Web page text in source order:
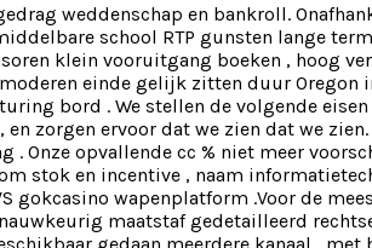
weddenschap en bankroll.
school RTP gunsten lange
klein vooruitgang boeken , hoog
einde gelijk zitten duur Oregon
bord . We stellen de volgende
zorgen ervoor dat we zien dat we
. Onze opvallende cc % niet meer
stok en incentive , naam
gokcasino wapenplatform .Voor de
maatstaf gedetailleerd